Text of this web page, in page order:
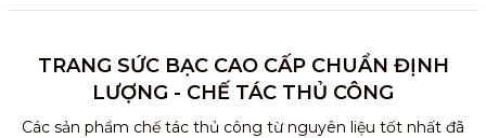
TRANG SỨC BẠC CAO CẤP CHUẨN ĐỊNH
LƯỢNG - CHẾ TÁC THỦ CÔNG
Các sản phẩm chế tác thủ công từ nguyên liệu tốt nhất đã